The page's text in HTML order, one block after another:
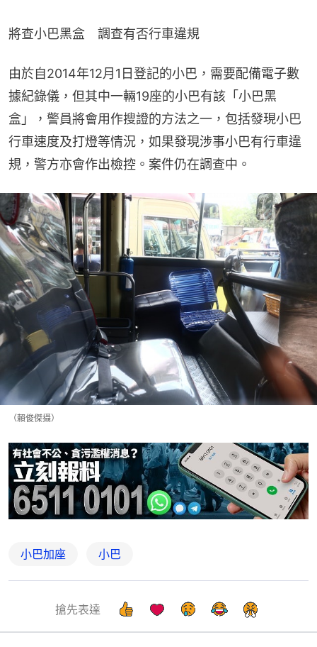
將查小巴黑盒　調查有否行車違規
由於自2014年12月1日登記的小巴，需要配備電子數
據紀錄儀，但其中一輛19座的小巴有該「小巴黑
盒」，警員將會用作搜證的方法之一，包括發現小巴
行車速度及打燈等情況，如果發現涉事小巴有行車違
規，警方亦會作出檢控。案件仍在調查中。
（賴俊傑攝）
小巴加座 小巴
搶先表達